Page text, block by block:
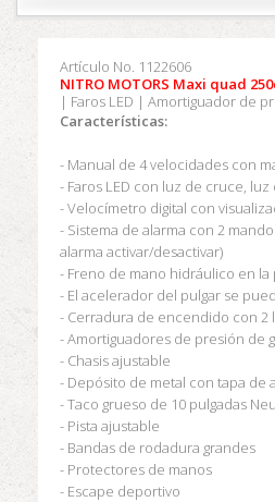
Artículo No. 1122606
NITRO MOTORS Maxi quad
| Faros LED | Amortiguador de
Características:
- Manual de 4 velocidades con
- Faros LED con luz de cruce,
- Velocímetro digital con
- Sistema de alarma con 2
alarma activar/desactivar)
- Freno de mano hidráulico en
- El acelerador del pulgar se
- Cerradura de encendido con 2
- Amortiguadores de presión de
- Chasis ajustable
- Depósito de metal con tapa de
- Taco grueso de 10 pulgadas
- Pista ajustable
- Bandas de rodadura grandes
- Protectores de manos
- Escape deportivo